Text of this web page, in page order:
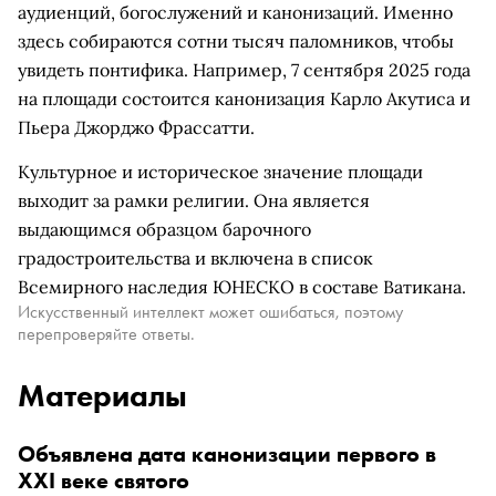
аудиенций, богослужений и канонизаций. Именно
здесь собираются сотни тысяч паломников, чтобы
увидеть понтифика. Например, 7 сентября 2025 года
на площади состоится канонизация Карло Акутиса и
Пьера Джорджо Фрассатти.
Культурное и историческое значение площади
выходит за рамки религии. Она является
выдающимся образцом барочного
градостроительства и включена в список
Всемирного наследия ЮНЕСКО в составе Ватикана.
Искусственный интеллект может ошибаться, поэтому
перепроверяйте ответы.
Материалы
Объявлена дата канонизации первого в
XXI веке святого